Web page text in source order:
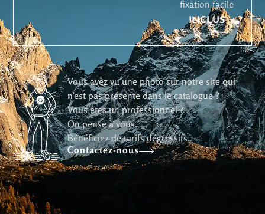
fixation facile
INCLUS
Vous avez vu une photo sur notre site qui
n’est pas présente dans le catalogue ?
Vous êtes un professionnel ?
On pense à vous.
Bénéficiez de tarifs dégressifs.
Contactez-nous